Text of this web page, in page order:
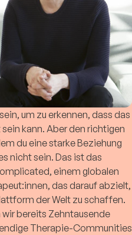
um zu erkennen, dass das
kann. Aber den richtigen
du eine starke Beziehung
nicht sein. Das ist das
einem globalen
das darauf abzielt,
der Welt zu schaffen.
bereits Zehntausende
Therapie-Communities